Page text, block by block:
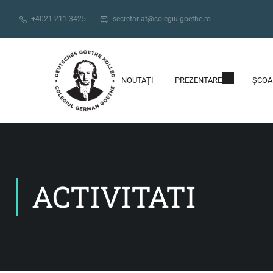
+4021 211 3425 secretariat@colegiulgoethe.ro
NOUTAȚI PREZENTARE
ACTIVITATI